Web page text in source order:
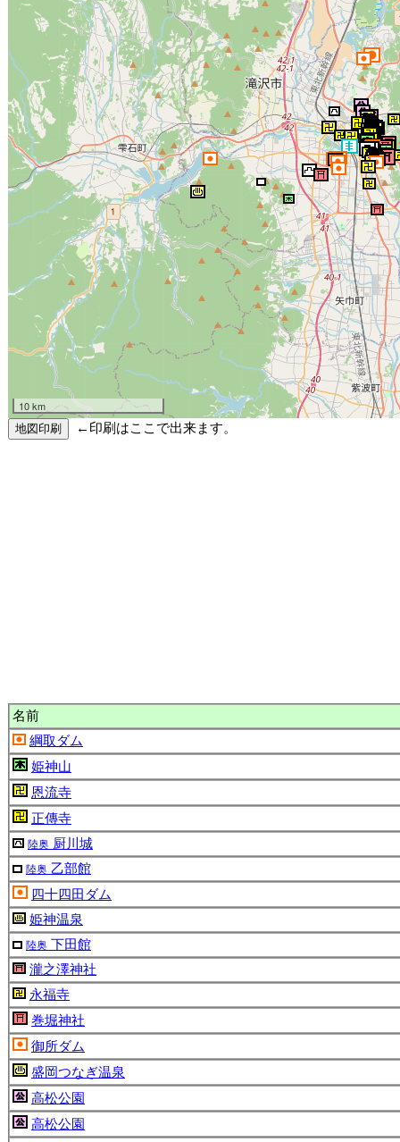
10 km
←印刷はここで出来ます。
名前
綱取ダム
姫神山
恩流寺
正傳寺
陸奥 厨川城
陸奥 乙部館
四十四田ダム
姫神温泉
陸奥 下田館
瀧之澤神社
永福寺
巻堀神社
御所ダム
盛岡つなぎ温泉
高松公園
高松公園